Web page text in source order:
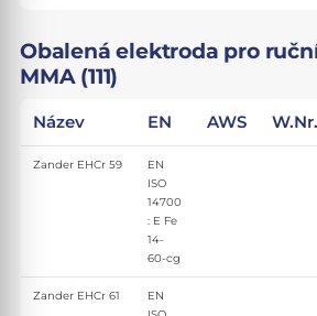
Obalená elektroda pro
MMA (111)
Název EN AWS W.Nr.
Zander EHCr 59
EN
ISO
14700
: E Fe
14-
60-cg
Zander EHCr 61
EN